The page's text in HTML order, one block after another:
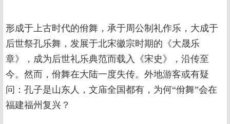
形成于上古时代的佾舞，承于周公制礼作乐，大成于
后世祭孔乐舞，发展于北宋徽宗时期的《大晟乐
章》，成为后世礼乐典范而载入《宋史》，沿传至
今。然而，佾舞在大陆一度失传。外地游客或有疑
问：孔子是山东人，文庙全国都有，为何“佾舞”会在
福建福州复兴？